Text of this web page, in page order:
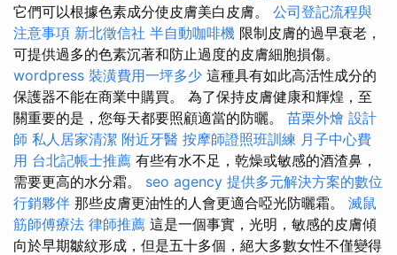
它們可以根據色素成分使皮膚美白皮膚。 公司登記流程與
注意事項 新北徵信社 半自動咖啡機 限制皮膚的過早衰老，
可提供過多的色素沉著和防止過度的皮膚細胞損傷。
wordpress 裝潢費用一坪多少 這種具有如此高活性成分的
保護器不能在商業中購買。 為了保持皮膚健康和輝煌，至
關重要的是，您每天都要照顧適當的防曬。 苗栗外燴 設計
師 私人居家清潔 附近牙醫 按摩師證照班訓練 月子中心費
用 台北記帳士推薦 有些有水不足，乾燥或敏感的酒渣鼻，
需要更高的水分霜。 seo agency 提供多元解決方案的數位
行銷夥伴 那些皮膚更油性的人會更適合啞光防曬霜。 滅鼠
筋師傅療法 律師推薦 這是一個事實，光明，敏感的皮膚傾
向於早期皺紋形成，但是五十多個，絕大多數女性不僅變得